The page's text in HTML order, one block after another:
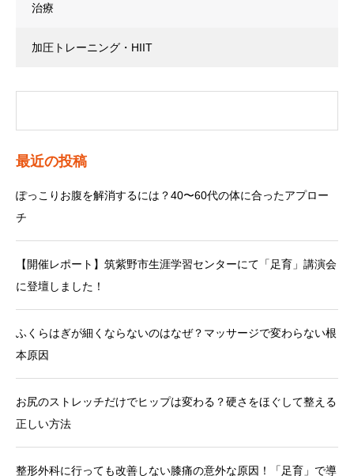
治療
加圧トレーニング・HIIT
最近の投稿
ぽっこりお腹を解消するには？40〜60代の体に合ったアプロー
チ
【開催レポート】筑紫野市生涯学習センターにて「足育」講演会
に登壇しました！
ふくらはぎが細くならないのはなぜ？マッサージで変わらない根
本原因
お尻のストレッチだけでヒップは変わる？硬さをほぐして整える
正しい方法
整形外科に行っても改善しない膝痛の意外な原因！「足育」で導